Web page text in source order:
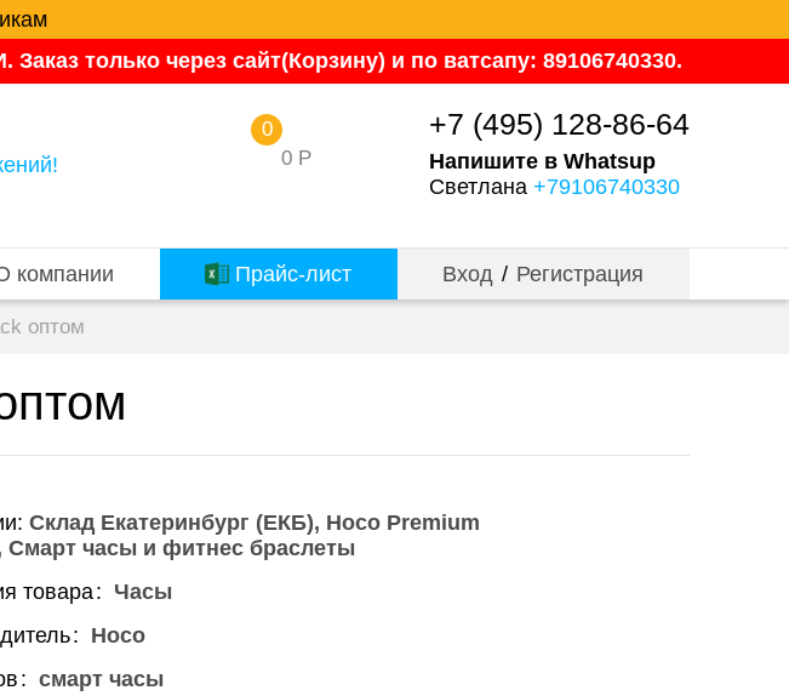
только через сайт(Корзину) и по ватсапу: 89106740330.
0 Р
0 +7 (495) 128-86-64
Напишите в Whatsup
Светлана +79106740330
компании Прайс-лист Вход / Регистрация
оптом
Склад Екатеринбург (ЕКБ) Hoco Premium
Смарт часы и фитнес браслеты
товара
Часы
Hoco
смарт часы